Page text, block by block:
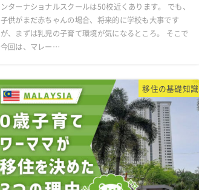
ンターナショナルスクールは50校近くあります。 でも、
子供がまだ赤ちゃんの場合、将来的に学校も大事です
が、まずは乳児の子育て環境が気になるところ。 そこで
今回は、マレー…
移住の基礎知識